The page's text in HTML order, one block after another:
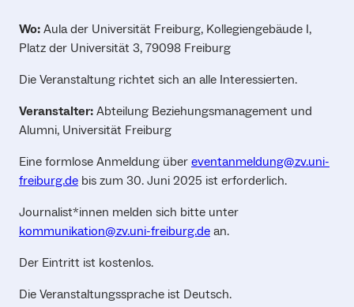
Wo: Aula der Universität Freiburg, Kollegiengebäude I,
Platz der Universität 3, 79098 Freiburg
Die Veranstaltung richtet sich an alle Interessierten.
Veranstalter: Abteilung Beziehungsmanagement und
Alumni, Universität Freiburg
Eine formlose Anmeldung über eventanmeldung@zv.uni-
freiburg.de bis zum 30. Juni 2025 ist erforderlich.
Journalist*innen melden sich bitte unter
kommunikation@zv.uni-freiburg.de an.
Der Eintritt ist kostenlos.
Die Veranstaltungssprache ist Deutsch.